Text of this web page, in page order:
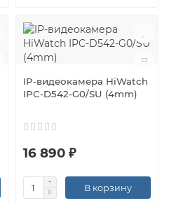
IP-видеокамера HiWatch
IPC-D542-G0/SU (4mm)
16 890 ₽
В корзину